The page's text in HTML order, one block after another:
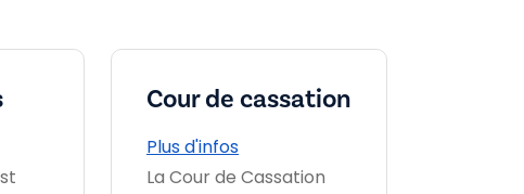
Cour de cassation
Plus d'infos
La Cour de Cassation